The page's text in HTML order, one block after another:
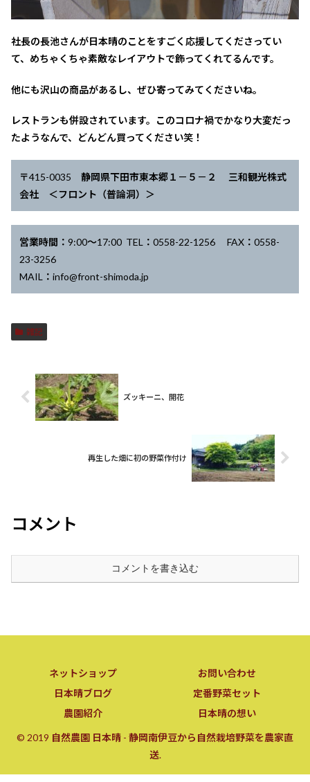
社長の長池さんが日本晴のことをすごく応援してくださってい
て、めちゃくちゃ素敵なレイアウトで飾ってくれてるんです。
他にも沢山の商品があるし、ぜひ寄ってみてくださいね。
レストランも併設されています。このコロナ禍でかなり大変だっ
たようなんで、どんどん買ってください笑！
〒415-0035 静岡県下田市東本郷１－５－２ 三和観光株式
会社 ＜フロント（普論洞）＞
営業時間：9:00～17:00 TEL：0558-22-1256 FAX：0558-
23-3256
MAIL：info@front-shimoda.jp
雑記
ズッキーニ、開花
再生した畑に初の野菜作付け
コメント
コメントを書き込む
ネットショップ
お問い合わせ
日本晴ブログ
定番野菜セット
農園紹介
日本晴の想い
© 2019 自然農園 日本晴 - 静岡南伊豆から自然栽培野菜を農家直
送.